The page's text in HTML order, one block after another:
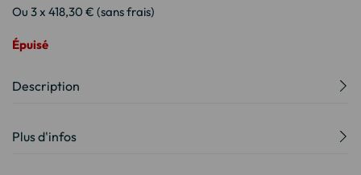
Ou 3 x 418,30 € (sans frais)
Épuisé
Description
Plus d'infos